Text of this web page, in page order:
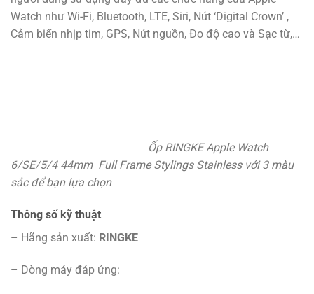
Watch như Wi-Fi, Bluetooth, LTE, Siri, Nút ‘Digital Crown’ ,
Cảm biến nhịp tim, GPS, Nút nguồn, Đo độ cao và Sạc từ,…
Ốp RINGKE Apple Watch
6/SE/5/4 44mm Full Frame Stylings Stainless với 3 màu
sắc để bạn lựa chọn
Thông số kỹ thuật
– Hãng sản xuất: RINGKE
– Dòng máy đáp ứng: